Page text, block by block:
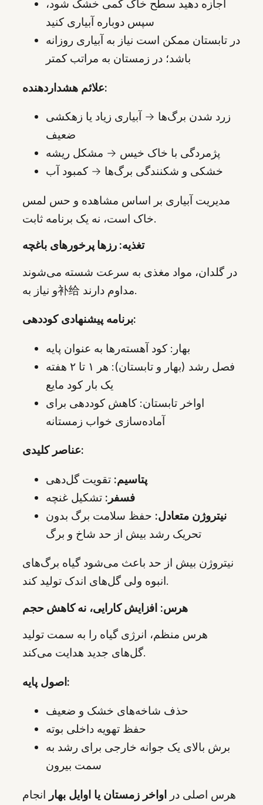
اجازه دهید سطح خاک کمی خشک شود،
سپس دوباره آبیاری کنید
در تابستان ممکن است نیاز به آبیاری روزانه
باشد؛ در زمستان به مراتب کمتر
علائم هشداردهنده:
زرد شدن برگ‌ها → آبیاری زیاد یا زهکشی
ضعیف
پژمردگی با خاک خیس → مشکل ریشه
خشکی و شکنندگی برگ‌ها → کمبود آب
مدیریت آبیاری بر اساس مشاهده و حس لمس
خاک است، نه یک برنامه ثابت.
تغذیه: رزها پرخورهای باغچه
در گلدان، مواد مغذی به سرعت شسته می‌شوند
و نیاز به补给 مداوم دارند.
برنامه پیشنهادی کوددهی:
بهار: کود آهسته‌رها به عنوان پایه
فصل رشد (بهار و تابستان): هر ۱ تا ۲ هفته
یک بار کود مایع
اواخر تابستان: کاهش کوددهی برای
آماده‌سازی خواب زمستانه
عناصر کلیدی:
پتاسیم: تقویت گل‌دهی
فسفر: تشکیل غنچه
نیتروژن متعادل: حفظ سلامت برگ بدون
تحریک رشد بیش از حد شاخ و برگ
نیتروژن بیش از حد باعث می‌شود گیاه برگ‌های
انبوه ولی گل‌های اندک تولید کند.
هرس: افزایش کارایی، نه کاهش حجم
هرس منظم، انرژی گیاه را به سمت تولید
گل‌های جدید هدایت می‌کند.
اصول پایه:
حذف شاخه‌های خشک و ضعیف
حفظ تهویه داخلی بوته
برش بالای یک جوانه خارجی برای رشد به
سمت بیرون
هرس اصلی در اواخر زمستان یا اوایل بهار انجام